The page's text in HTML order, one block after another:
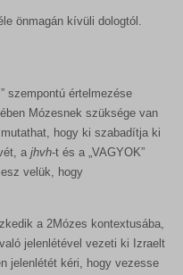
önmagán kívüli dologtól.
szempontú értelmezése
Mózesnek szüksége van
hogy ki szabadítja ki
a jhvh-t és a „VAGYOK”
velük, hogy
a 2Mózes kontextusába,
jelenlétével vezeti ki Izraelt
jelenlétét kéri, hogy vezesse